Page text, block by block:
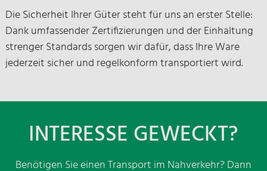
Die Sicherheit Ihrer Güter steht für uns an erster Stelle:
Dank umfassender Zertifizierungen und der Einhaltung
strenger Standards sorgen wir dafür, dass Ihre Ware
jederzeit sicher und regelkonform transportiert wird.
INTERESSE GEWECKT?
Benötigen Sie einen Transport im Nahverkehr? Dann